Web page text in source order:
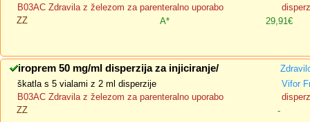
B03AC Zdravila z železom za parenteralno uporabo
ZZ
A* 29,91€
iroprem 50 mg/ml disperzija za injiciranje/
škatla s 5 vialami z 2 ml disperzije
Vifor
B03AC Zdravila z železom za parenteralno uporabo
ZZ
-